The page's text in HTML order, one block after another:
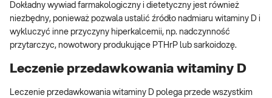
Dokładny wywiad farmakologiczny i dietetyczny jest również
niezbędny, ponieważ pozwala ustalić źródło nadmiaru witaminy D i
wykluczyć inne przyczyny hiperkalcemii, np. nadczynność
przytarczyc, nowotwory produkujące PTHrP lub sarkoidozę.
Leczenie przedawkowania witaminy D
Leczenie przedawkowania witaminy D polega przede wszystkim